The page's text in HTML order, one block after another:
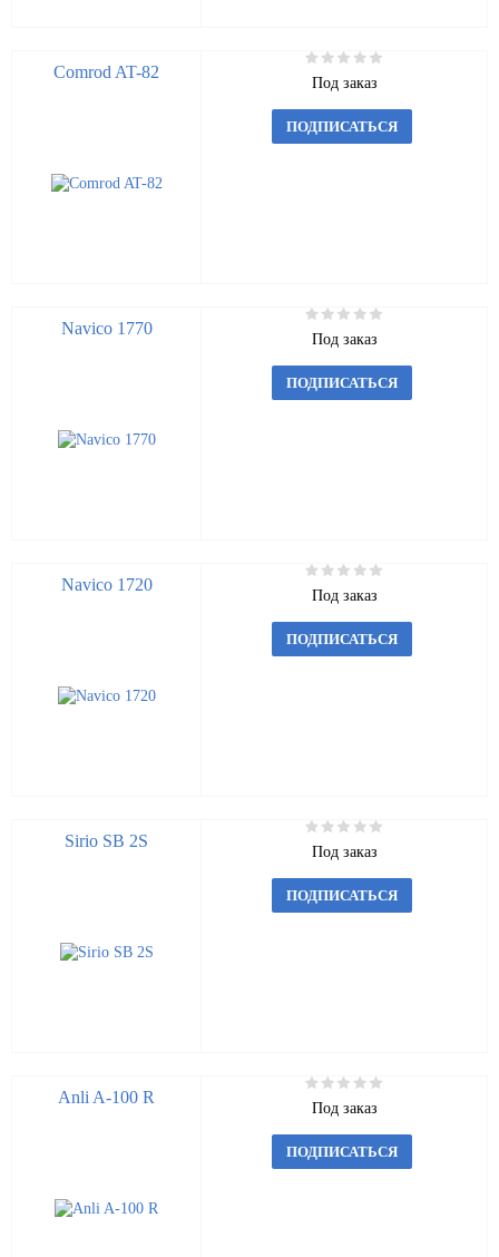
Comrod AT-82
Под заказ
ПОДПИСАТЬСЯ
Navico 1770
Под заказ
ПОДПИСАТЬСЯ
Navico 1720
Под заказ
ПОДПИСАТЬСЯ
Sirio SB 2S
Под заказ
ПОДПИСАТЬСЯ
Anli A-100 R
Под заказ
ПОДПИСАТЬСЯ